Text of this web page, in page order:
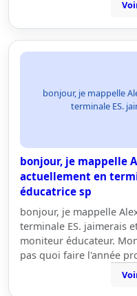
bonjour, je mappelle
terminale ES.
bonjour, je mappelle
actuellement en
éducatrice sp
bonjour, je mappelle
terminale ES. jaimerais
moniteur éducateur.
pas quoi faire l'année